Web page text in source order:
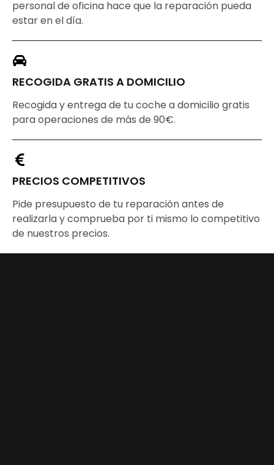
personal de oficina hace que la reparación pueda
estar en el día.
RECOGIDA GRATIS A DOMICILIO
Recogida y entrega de tu coche a domicilio gratis
para operaciones de más de 90€.
PRECIOS COMPETITIVOS
Pide presupuesto de tu reparación antes de
realizarla y comprueba por ti mismo lo competitivo
de nuestros precios.